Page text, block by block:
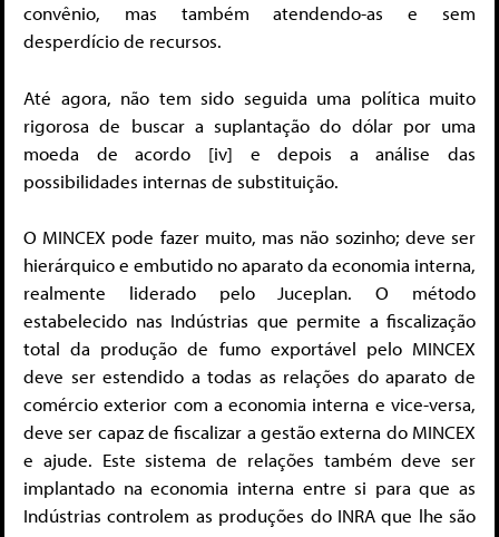
convênio, mas também atendendo-as e sem
desperdício de recursos.
Até agora, não tem sido seguida uma política muito
rigorosa de buscar a suplantação do dólar por uma
moeda de acordo [iv] e depois a análise das
possibilidades internas de substituição.
O MINCEX pode fazer muito, mas não sozinho; deve ser
hierárquico e embutido no aparato da economia interna,
realmente liderado pelo Juceplan. O método
estabelecido nas Indústrias que permite a fiscalização
total da produção de fumo exportável pelo MINCEX
deve ser estendido a todas as relações do aparato de
comércio exterior com a economia interna e vice-versa,
deve ser capaz de fiscalizar a gestão externa do MINCEX
e ajude. Este sistema de relações também deve ser
implantado na economia interna entre si para que as
Indústrias controlem as produções do INRA que lhe são